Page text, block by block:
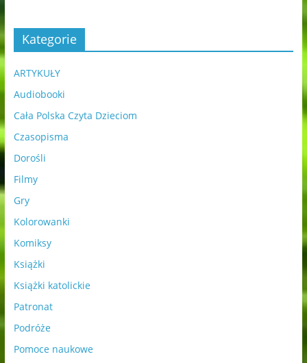
Kategorie
ARTYKUŁY
Audiobooki
Cała Polska Czyta Dzieciom
Czasopisma
Dorośli
Filmy
Gry
Kolorowanki
Komiksy
Książki
Książki katolickie
Patronat
Podróże
Pomoce naukowe